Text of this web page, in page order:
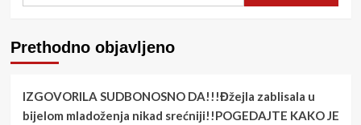
Psihološka
emotivna
objašnjenja
Prethodno objavljeno
IZGOVORILA SUDBONOSNO DA!!!Đžejla zablisala u
bijelom mladoženja nikad srećniji!!POGEDAJTE KAKO JE